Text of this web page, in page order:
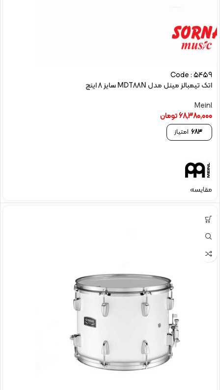
Code : 5459
اتک تیمبالز مینل مدل MDT88N سایز 8 اینچ
Meinl
68,380,000تومان
683 امتیاز
مقایسه